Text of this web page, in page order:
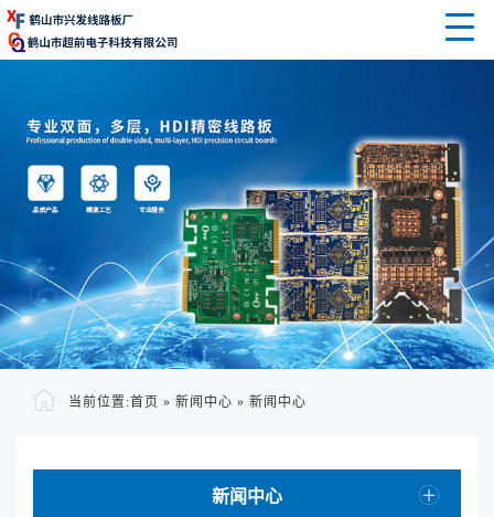
当前位置:首页 » 新闻中心 » 新闻中心
新闻中心